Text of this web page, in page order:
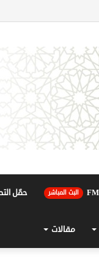
البث المباشر حمّل
مقالات